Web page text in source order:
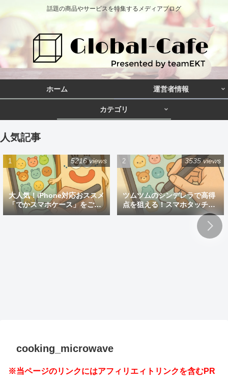
話題の商品やサービスを特集するメディアブログ
ホーム 運営者情報
カテゴリ
人気記事
大人気！iPhone対応おススメ
「でかスマホケース」をご紹
介
5216 views
ツムツムのシンデレラで高得
点を狙える！スマホタッチペ
ン
3535 views
cooking_microwave
※当ページのリンクにはアフィリエィトリンクを含むPR